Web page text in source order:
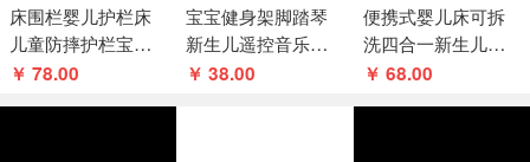
床围栏婴儿护栏床
儿童防摔护栏宝宝
床边防掉床挡婴幼
￥ 78.00
宝宝健身架脚踏琴
新生儿遥控音乐玩
具 婴幼儿脚踏钢琴
￥ 38.00
便携式婴儿床可拆
洗四合一新生儿防
压床中床健身架早
￥ 68.00